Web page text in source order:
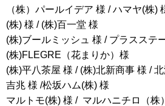
（株）パールイデア 様 / ハマヤ(株)
(株) 様 / (株)百一堂 様
(株)ブールミッシュ 様 / プラスステ
(株)FLEGRE（花まりか）様
(株)平八茶屋 様 / (株)北新商事 様 /
吉兆 様 /松坂ハム(株) 様
マルトモ(株) 様 / マルハニチロ（株